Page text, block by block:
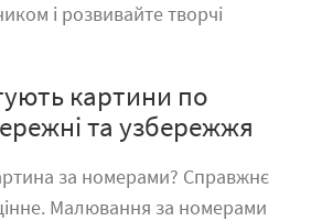
і розвивайте творчі
картини по
та узбережжя
за номерами? Справжнє
Малювання за номерами